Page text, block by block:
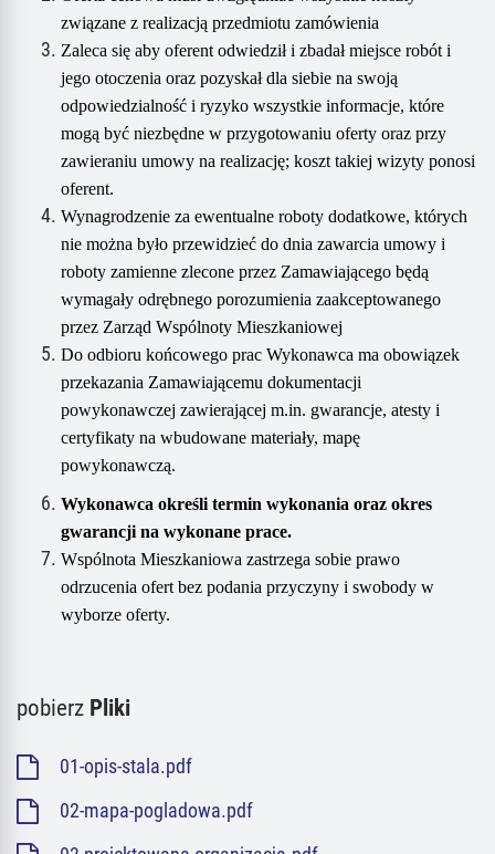
związane z realizacją przedmiotu zamówienia
Zaleca się aby oferent odwiedził i zbadał miejsce robót i
jego otoczenia oraz pozyskał dla siebie na swoją
odpowiedzialność i ryzyko wszystkie informacje, które
mogą być niezbędne w przygotowaniu oferty oraz przy
zawieraniu umowy na realizację; koszt takiej wizyty ponosi
oferent.
Wynagrodzenie za ewentualne roboty dodatkowe, których
nie można było przewidzieć do dnia zawarcia umowy i
roboty zamienne zlecone przez Zamawiającego będą
wymagały odrębnego porozumienia zaakceptowanego
przez Zarząd Wspólnoty Mieszkaniowej
Do odbioru końcowego prac Wykonawca ma obowiązek
przekazania Zamawiającemu dokumentacji
powykonawczej zawierającej m.in. gwarancje, atesty i
certyfikaty na wbudowane materiały, mapę
powykonawczą.
Wykonawca określi termin wykonania oraz okres
gwarancji na wykonane prace.
Wspólnota Mieszkaniowa zastrzega sobie prawo
odrzucenia ofert bez podania przyczyny i swobody w
wyborze oferty.
pobierz Pliki
01-opis-stala.pdf
02-mapa-pogladowa.pdf